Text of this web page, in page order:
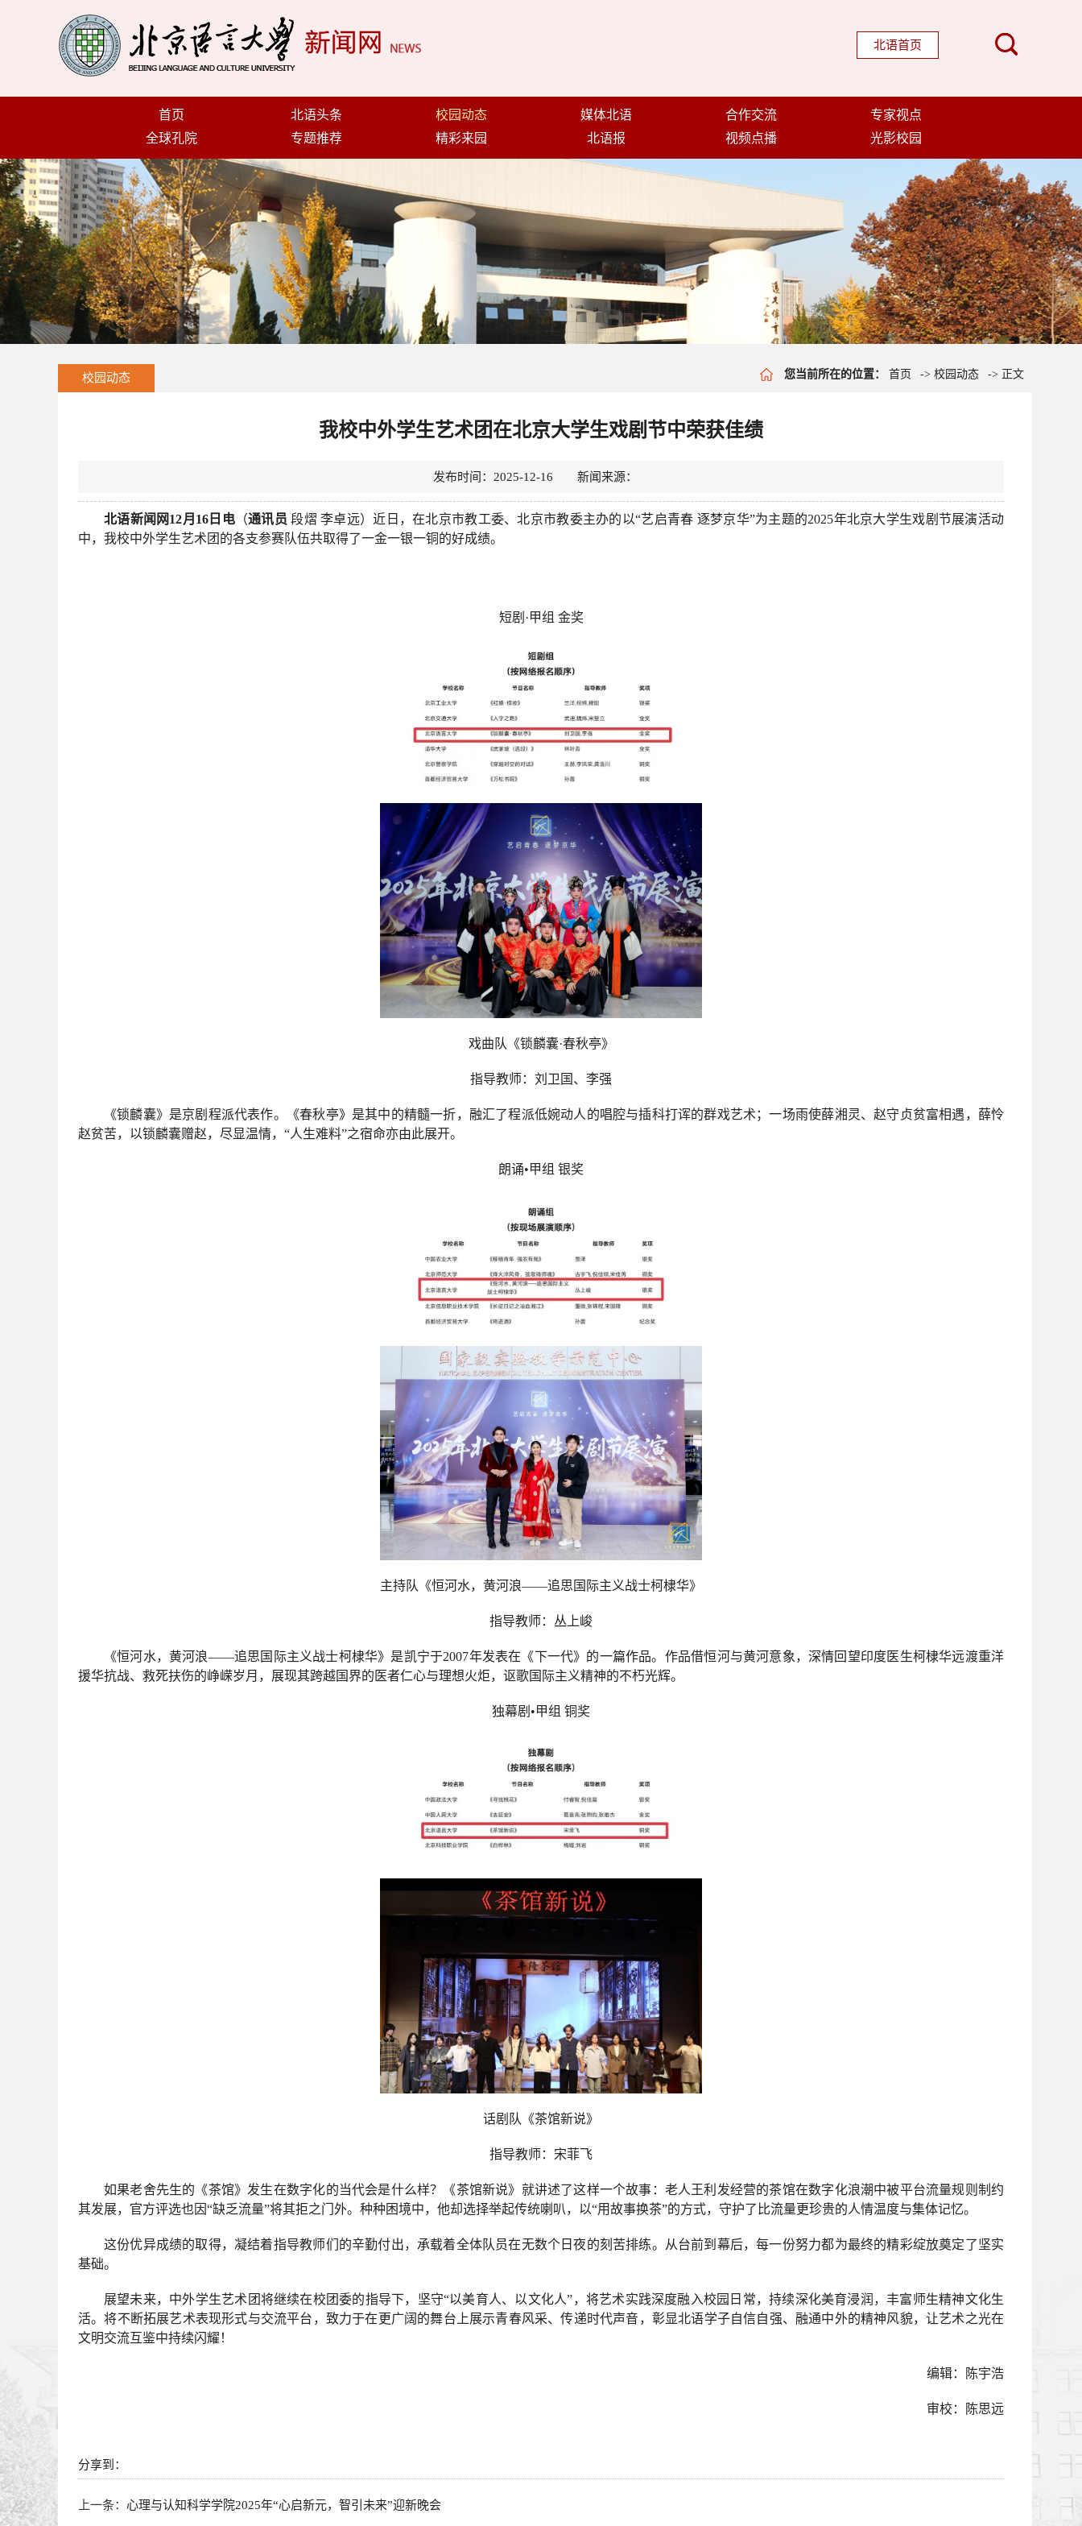
北语首页
首页 北语头条 校园动态 媒体北语 合作交流
专家视点
全球孔院
专题推荐 精彩来园 北语报 视频点播 光影校园
校园动态 您当前所在的位置： 首页 -> 校园动态 -> 正文
我校中外学生艺术团在北京大学生戏剧节中荣获佳绩
发布时间：2025-12-16 新闻来源：
北语新闻网12月16日电（通讯员 段熠 李卓远）近日，在北京市教工委、北京市教委主办的以“艺启青春 逐梦京华”为主题的2025年北京大学生戏剧节展演活动
中，我校中外学生艺术团的各支参赛队伍共取得了一金一银一铜的好成绩。
短剧·甲组 金奖
戏曲队 《锁麟囊·春秋亭》
指导教师：刘卫国、李强
《锁麟囊》是京剧程派代表作。《春秋亭》是其中的精髓一折，融汇了程派低婉动人的唱腔与插科打诨的群戏艺术；一场雨使薛湘灵、赵守贞贫富相遇，薛怜
赵贫苦，以锁麟囊赠赵，尽显温情，“人生难料”之宿命亦由此展开。
朗诵•甲组 银奖
主持队 《恒河水，黄河浪——追思国际主义战士柯棣华》
指导教师：丛上峻
《恒河水，黄河浪——追思国际主义战士柯棣华》是凯宁于2007年发表在《下一代》的一篇作品。作品借恒河与黄河意象，深情回望印度医生柯棣华远渡重洋
援华抗战、救死扶伤的峥嵘岁月，展现其跨越国界的医者仁心与理想火炬，讴歌国际主义精神的不朽光辉。
独幕剧•甲组 铜奖
话剧队《茶馆新说》
指导教师：宋菲飞
如果老舍先生的《茶馆》发生在数字化的当代会是什么样？《茶馆新说》就讲述了这样一个故事：老人王利发经营的茶馆在数字化浪潮中被平台流量规则制约
其发展，官方评选也因“缺乏流量”将其拒之门外。种种困境中，他却选择举起传统喇叭，以“用故事换茶”的方式，守护了比流量更珍贵的人情温度与集体记忆。
这份优异成绩的取得，凝结着指导教师们的辛勤付出，承载着全体队员在无数个日夜的刻苦排练。从台前到幕后，每一份努力都为最终的精彩绽放奠定了坚实
基础。
展望未来，中外学生艺术团将继续在校团委的指导下，坚守“以美育人、以文化人”，将艺术实践深度融入校园日常，持续深化美育浸润，丰富师生精神文化生
活。将不断拓展艺术表现形式与交流平台，致力于在更广阔的舞台上展示青春风采、传递时代声音，彰显北语学子自信自强、融通中外的精神风貌，让艺术之光在
文明交流互鉴中持续闪耀！
编辑：陈宇浩
审校：陈思远
分享到：
上一条： 心理与认知科学学院2025年“心启新元，智引未来”迎新晚会